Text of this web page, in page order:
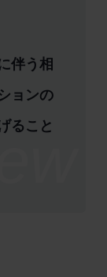
伴う相
ョンの
ること